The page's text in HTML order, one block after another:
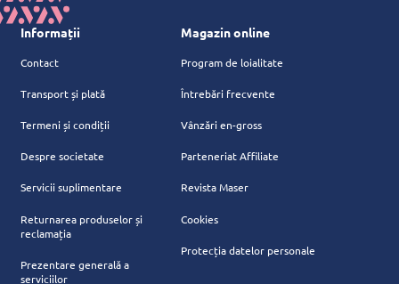
Informații
Contact
Transport și plată
Termeni și condiții
Despre societate
Servicii suplimentare
Returnarea produselor și
reclamația
Prezentare generală a
serviciilor
Magazin online
Program de loialitate
Întrebări frecvente
Vânzări en-gross
Parteneriat Affiliate
Revista Maser
Cookies
Protecția datelor personale